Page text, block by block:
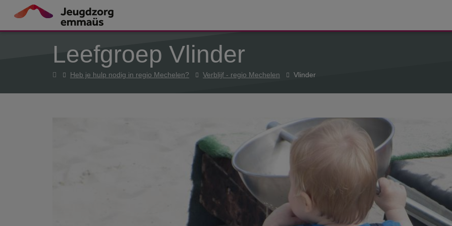
Overslaan en naar de inhoud gaan
Leefgroep Vlinder
HomeHeb je hulp nodig in regio Mechelen? Verblijf - regio Mechelen Vlinder